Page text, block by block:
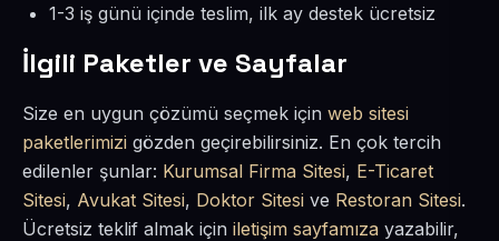
1-3 iş günü içinde teslim, ilk ay destek ücretsiz
İlgili Paketler ve Sayfalar
Size en uygun çözümü seçmek için web sitesi
paketlerimizi gözden geçirebilirsiniz. En çok tercih
edilenler şunlar: Kurumsal Firma Sitesi, E-Ticaret
Sitesi, Avukat Sitesi, Doktor Sitesi ve Restoran Sitesi.
Ücretsiz teklif almak için iletişim sayfamıza yazabilir,